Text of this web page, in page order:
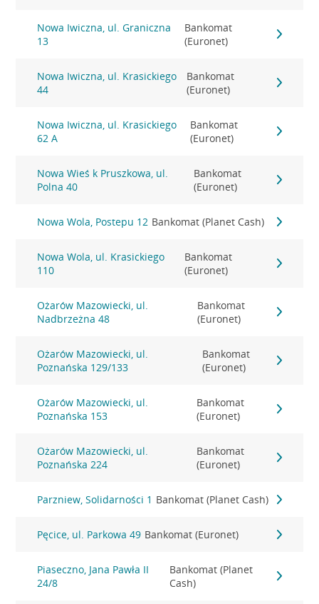
Nowa Iwiczna, ul. Graniczna
13
Bankomat
(Euronet)
Nowa Iwiczna, ul. Krasickiego
44
Bankomat
(Euronet)
Nowa Iwiczna, ul. Krasickiego
62 A
Bankomat
(Euronet)
Nowa Wieś k Pruszkowa, ul.
Polna 40
Bankomat
(Euronet)
Nowa Wola, Postepu 12 Bankomat (Planet Cash)
Nowa Wola, ul. Krasickiego
110
Bankomat
(Euronet)
Ożarów Mazowiecki, ul.
Nadbrzeżna 48
Bankomat
(Euronet)
Ożarów Mazowiecki, ul.
Poznańska 129/133
Bankomat
(Euronet)
Ożarów Mazowiecki, ul.
Poznańska 153
Bankomat
(Euronet)
Ożarów Mazowiecki, ul.
Poznańska 224
Bankomat
(Euronet)
Parzniew, Solidarności 1 Bankomat (Planet Cash)
Pęcice, ul. Parkowa 49 Bankomat (Euronet)
Piaseczno, Jana Pawła II
24/8
Bankomat (Planet
Cash)